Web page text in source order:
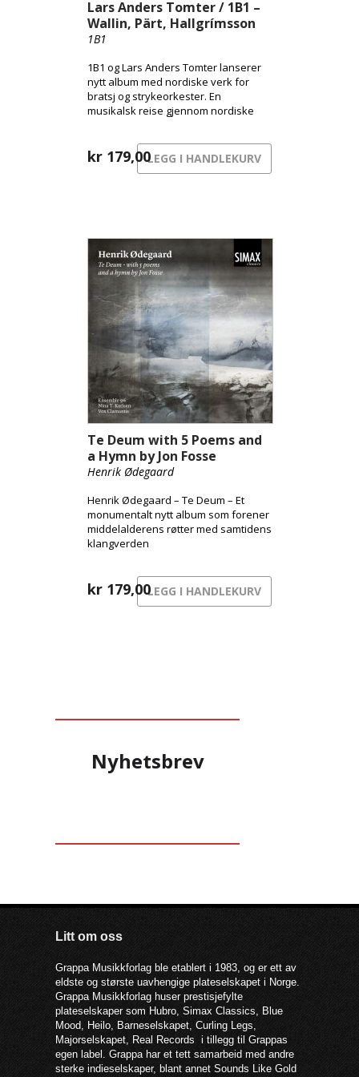
Lars Anders Tomter / 1B1 –
Wallin, Pärt, Hallgrímsson
1B1
1B1 og Lars Anders Tomter lanserer
nytt album med nordiske verk for
bratsj og strykeorkester. En
musikalsk reise gjennom nordiske
sorgens stille sang.
kr 179,00LEGG I HANDLEKURV
Te Deum with 5 Poems and
a Hymn by Jon Fosse
Henrik Ødegaard
Henrik Ødegaard – Te Deum – Et
monumentalt nytt album som forener
middelalderens røtter med samtidens
klangverden
kr 179,00LEGG I HANDLEKURV
Nyhetsbrev
Litt om oss
Grappa Musikkforlag ble etablert i 1983, og er ett av
eldste og største uavhengige plateselskapet i Norge.
Grappa Musikkforlag huser prestisjefylte
plateselskaper som Hubro, Simax Classics, Blue
Mood, Heilo, Barneselskapet, Curling Legs,
Majorselskapet, Real Records i tillegg til Grappas
egen label. Grappa har et tett samarbeid med andre
sterke indieselskaper, blant annet Sounds Like Gold